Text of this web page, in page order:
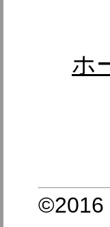
ホ
©2016